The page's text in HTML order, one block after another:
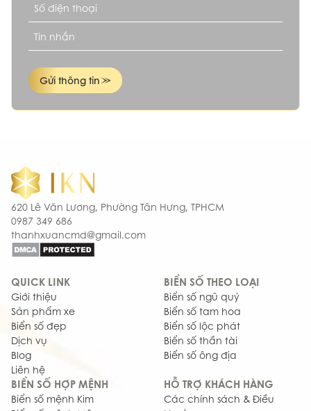
Gửi thông tin
620 Lê Văn Lương, Phường Tân Hưng, TPHCM
0987 349 686
thanhxuancmd@gmail.com
QUICK LINK
Giới thiệu
Sản phẩm xe
Biển số đẹp
Dịch vụ
Blog
Liên hệ
BIỂN SỐ THEO LOẠI
Biển số ngũ quý
Biển số tam hoa
Biển số lộc phát
Biển số thần tài
Biển số ông địa
BIỂN SỐ HỢP MỆNH
Biển số mệnh Kim
HỖ TRỢ KHÁCH HÀNG
Các chính sách & Điều